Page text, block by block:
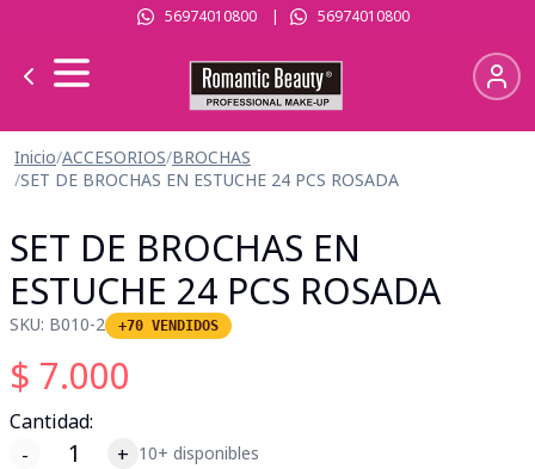
56974010800| 56974010800
Inicio/ACCESORIOS/BROCHAS
/SET DE BROCHAS EN ESTUCHE 24 PCS ROSADA
SET DE BROCHAS EN
ESTUCHE 24 PCS ROSADA
SKU: B010-2 +70 VENDIDOS
$ 7.000
Cantidad:
-
+ 10+ disponibles